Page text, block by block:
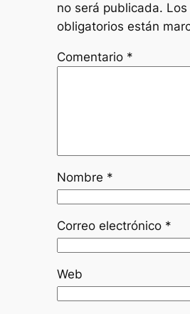
no será publicada.
obligatorios están
Comentario *
Nombre *
Correo electrónico *
Web